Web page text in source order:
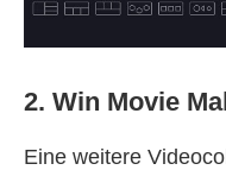
2. Win Movie
Eine weitere